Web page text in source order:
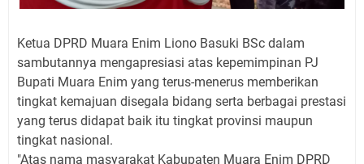
Ketua DPRD Muara Enim Liono Basuki BSc dalam
sambutannya mengapresiasi atas kepemimpinan PJ
Bupati Muara Enim yang terus-menerus memberikan
tingkat kemajuan disegala bidang serta berbagai prestasi
yang terus didapat baik itu tingkat provinsi maupun
tingkat nasional.
"Atas nama masyarakat Kabupaten Muara Enim DPRD